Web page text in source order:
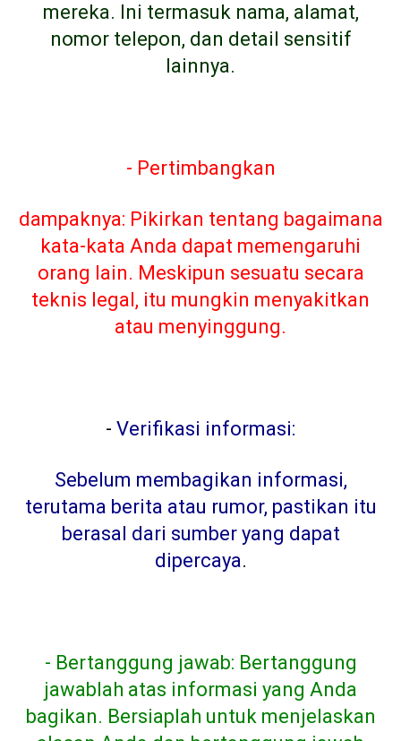
mereka. Ini termasuk nama, alamat,
nomor telepon, dan detail sensitif
lainnya.
- Pertimbangkan
dampaknya: Pikirkan tentang bagaimana
kata-kata Anda dapat memengaruhi
orang lain. Meskipun sesuatu secara
teknis legal, itu mungkin menyakitkan
atau menyinggung.
- Verifikasi informasi:
Sebelum membagikan informasi,
terutama berita atau rumor, pastikan itu
berasal dari sumber yang dapat
dipercaya.
- Bertanggung jawab: Bertanggung
jawablah atas informasi yang Anda
bagikan. Bersiaplah untuk menjelaskan